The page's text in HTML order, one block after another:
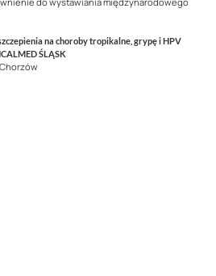
na choroby tropikalne, grypę i HPV
ŚLĄSK